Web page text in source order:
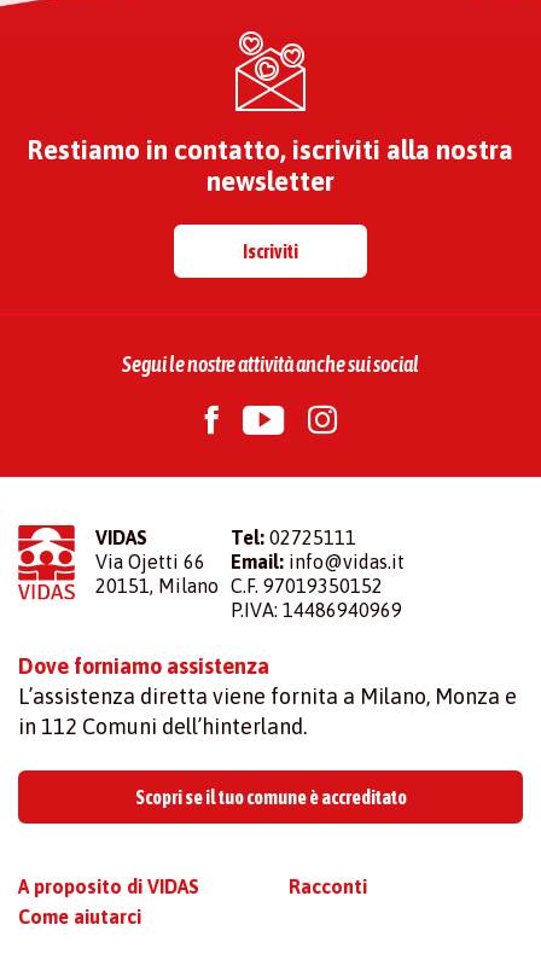
Restiamo in contatto, iscriviti alla nostra
newsletter
Iscriviti
Segui le nostre attività anche sui social
VIDAS
Via Ojetti 66
20151, Milano
Tel: 02725111
Email: info@vidas.it
C.F. 97019350152
P.IVA: 14486940969
Dove forniamo assistenza
L’assistenza diretta viene fornita a Milano, Monza e
in 112 Comuni dell’hinterland.
Scopri se il tuo comune è accreditato
A proposito di VIDAS
Come aiutarci
Racconti